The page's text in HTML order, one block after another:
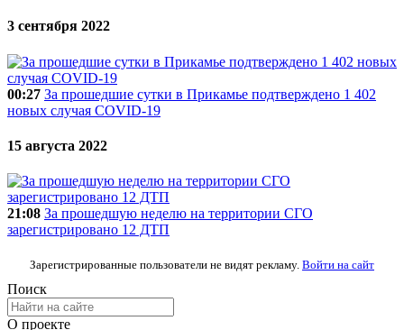
3 сентября 2022
00:27 За прошедшие сутки в Прикамье подтверждено 1 402
новых случая COVID-19
15 августа 2022
21:08 За прошедшую неделю на территории СГО
зарегистрировано 12 ДТП
Зарегистрированные пользователи не видят рекламу. Войти на сайт
Поиск
О проекте